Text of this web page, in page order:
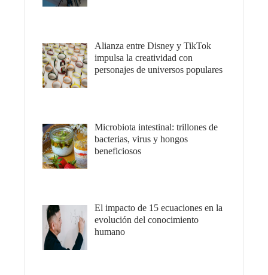
Alianza entre Disney y TikTok
impulsa la creatividad con
personajes de universos populares
Microbiota intestinal: trillones de
bacterias, virus y hongos
beneficiosos
El impacto de 15 ecuaciones en la
evolución del conocimiento
humano